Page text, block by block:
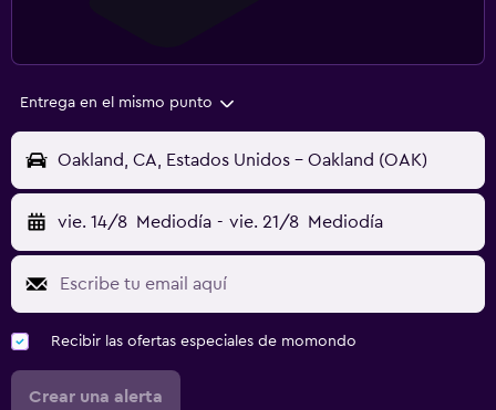
Entrega en el mismo punto
Oakland, CA, Estados Unidos - Oakland (OAK)
vie. 14/8 Mediodía - vie. 21/8 Mediodía
Recibir las ofertas especiales de momondo
Crear una alerta